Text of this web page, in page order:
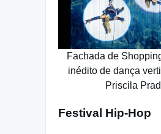
Fachada de
inédito de dança
Priscila
Festival Hip-Hop